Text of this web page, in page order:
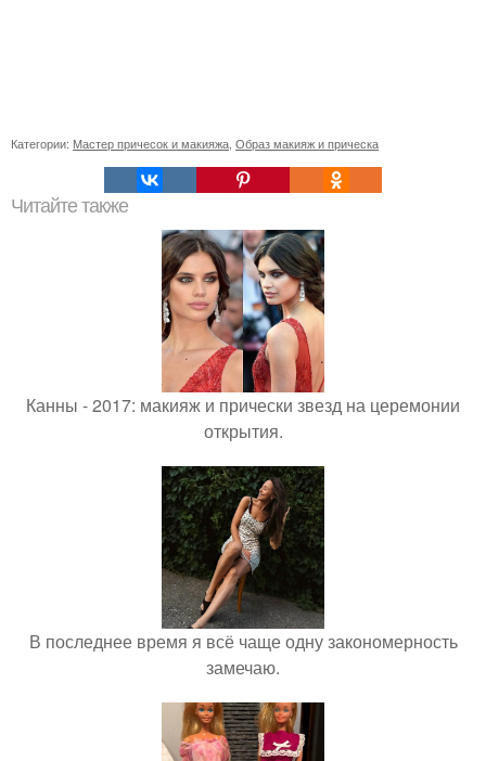
Категории: Мастер причесок и макияжа Образ макияж и прическа
Читайте также
Канны - 2017: макияж и прически звезд на церемонии
открытия.
В последнее время я всё чаще одну закономерность
замечаю.